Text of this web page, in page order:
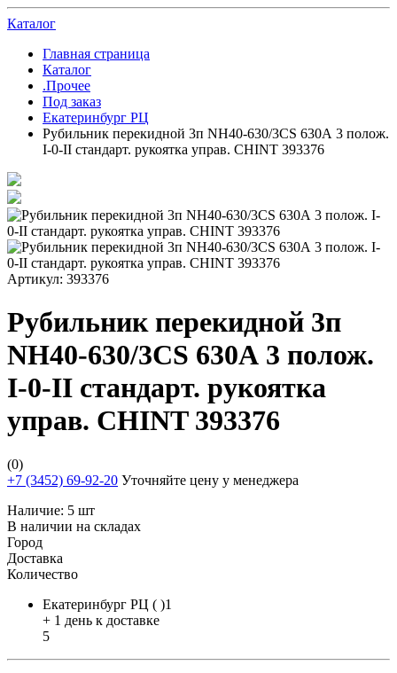
Каталог
Главная страница
Каталог
.Прочее
Под заказ
Екатеринбург РЦ
Рубильник перекидной 3п NH40-630/3CS 630А 3 полож.
I-0-II стандарт. рукоятка управ. CHINT 393376
Артикул: 393376
Рубильник перекидной 3п
NH40-630/3CS 630А 3 полож.
I-0-II стандарт. рукоятка
управ. CHINT 393376
(0)
+7 (3452) 69-92-20 Уточняйте цену у менеджера
Наличие: 5 шт
В наличии на складах
Город
Доставка
Количество
Екатеринбург РЦ ( )1
+ 1 день к доставке
5